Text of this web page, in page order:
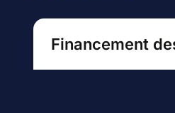
Financement